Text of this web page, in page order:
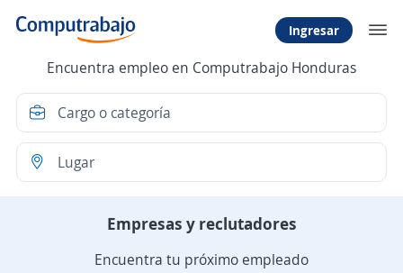
Ingresar
Encuentra empleo en Computrabajo Honduras
Empresas y reclutadores
Encuentra tu próximo empleado